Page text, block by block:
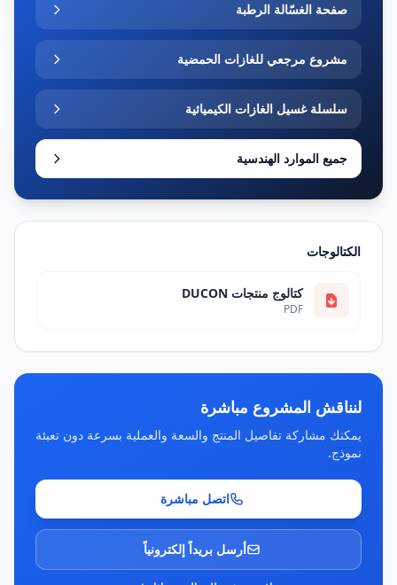
صفحة الغسّالة الرطبة
مشروع مرجعي للغازات الحمضية
سلسلة غسيل الغازات الكيميائية
جميع الموارد الهندسية
الكتالوجات
كتالوج منتجات DUCON
PDF
لنناقش المشروع مباشرة
يمكنك مشاركة تفاصيل المنتج والسعة والعملية بسرعة دون تعبئة
نموذج.
اتصل مباشرة
أرسل بريداً إلكترونياً